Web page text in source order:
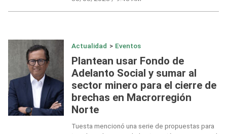
Actualidad > Eventos
Plantean usar Fondo de
Adelanto Social y sumar al
sector minero para el cierre de
brechas en Macrorregión
Norte
Tuesta mencionó una serie de propuestas para